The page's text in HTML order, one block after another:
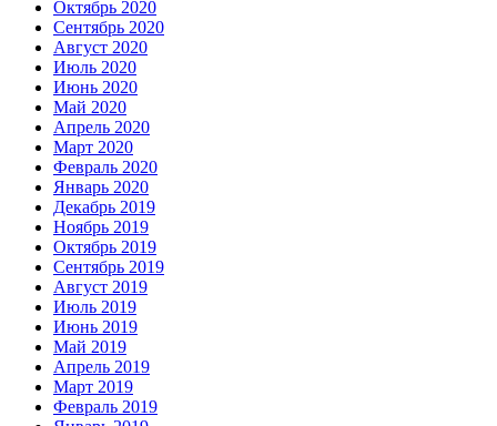
Октябрь 2020
Сентябрь 2020
Август 2020
Июль 2020
Июнь 2020
Май 2020
Апрель 2020
Март 2020
Февраль 2020
Январь 2020
Декабрь 2019
Ноябрь 2019
Октябрь 2019
Сентябрь 2019
Август 2019
Июль 2019
Июнь 2019
Май 2019
Апрель 2019
Март 2019
Февраль 2019